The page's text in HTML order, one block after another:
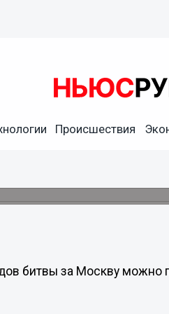
Происшествия
армии и
битвы за Москву можно